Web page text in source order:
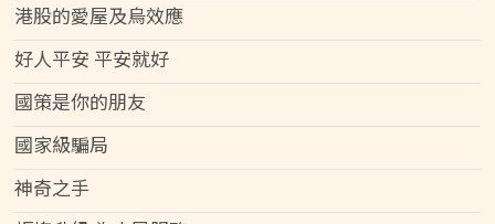
港股的愛屋及烏效應
好人平安 平安就好
國策是你的朋友
國家級騙局
神奇之手